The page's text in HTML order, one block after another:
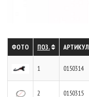
ФОТО ПОЗ. АРТИКУЛ
1 0150314
2 0150315